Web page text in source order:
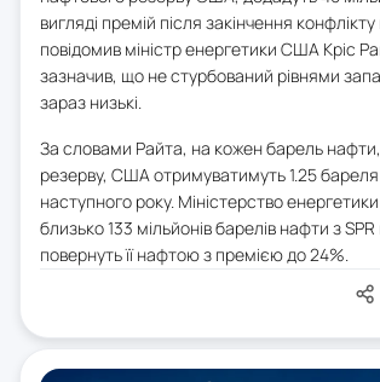
вигляді премій після закінчення конфлікту
повідомив міністр енергетики США Кріс
зазначив, що не стурбований рівнями
зараз низькі.
За словами Райта, на кожен барель нафти,
резерву, США отримуватимуть 1.25
наступного року. Міністерство
близько 133 мільйонів барелів нафти з
повернуть її нафтою з премією до 24%.